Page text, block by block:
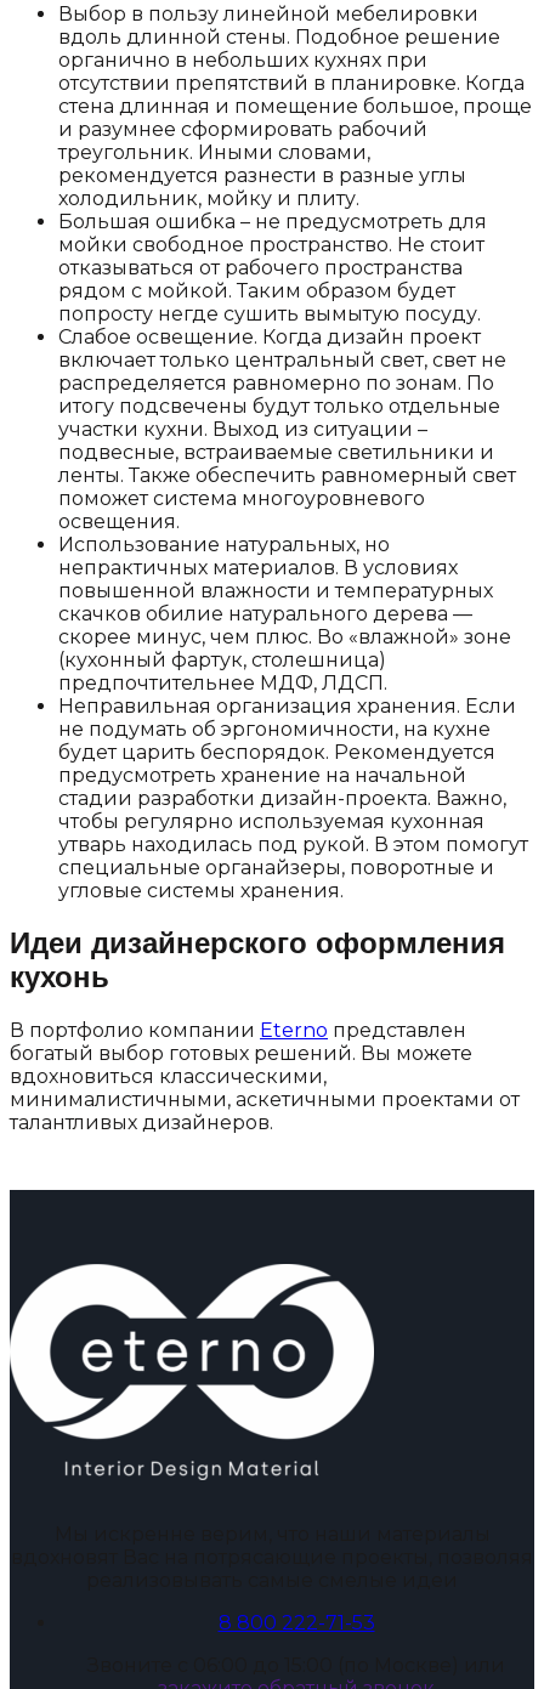
Выбор в пользу линейной мебелировки
вдоль длинной стены. Подобное решение
органично в небольших кухнях при
отсутствии препятствий в планировке. Когда
стена длинная и помещение большое, проще
и разумнее сформировать рабочий
треугольник. Иными словами,
рекомендуется разнести в разные углы
холодильник, мойку и плиту.
Большая ошибка – не предусмотреть для
мойки свободное пространство. Не стоит
отказываться от рабочего пространства
рядом с мойкой. Таким образом будет
попросту негде сушить вымытую посуду.
Слабое освещение. Когда дизайн проект
включает только центральный свет, свет не
распределяется равномерно по зонам. По
итогу подсвечены будут только отдельные
участки кухни. Выход из ситуации –
подвесные, встраиваемые светильники и
ленты. Также обеспечить равномерный свет
поможет система многоуровневого
освещения.
Использование натуральных, но
непрактичных материалов. В условиях
повышенной влажности и температурных
скачков обилие натурального дерева —
скорее минус, чем плюс. Во «влажной» зоне
(кухонный фартук, столешница)
предпочтительнее МДФ, ЛДСП.
Неправильная организация хранения. Если
не подумать об эргономичности, на кухне
будет царить беспорядок. Рекомендуется
предусмотреть хранение на начальной
стадии разработки дизайн-проекта. Важно,
чтобы регулярно используемая кухонная
утварь находилась под рукой. В этом помогут
специальные органайзеры, поворотные и
угловые системы хранения.
Идеи дизайнерского оформления
кухонь
В портфолио компании Eterno представлен
богатый выбор готовых решений. Вы можете
вдохновиться классическими,
минималистичными, аскетичными проектами от
талантливых дизайнеров.
8 800 222-71-53